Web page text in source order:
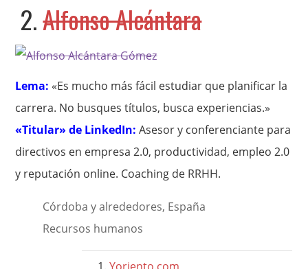
2.Alfonso Alcántara
Lema: «Es mucho más fácil estudiar que planificar la
carrera. No busques títulos, busca experiencias.»
«Titular» de LinkedIn:Asesor y conferenciante para
directivos en empresa 2.0, productividad, empleo 2.0
y reputación online. Coaching de RRHH.
Córdoba y alrededores, España
Recursos humanos